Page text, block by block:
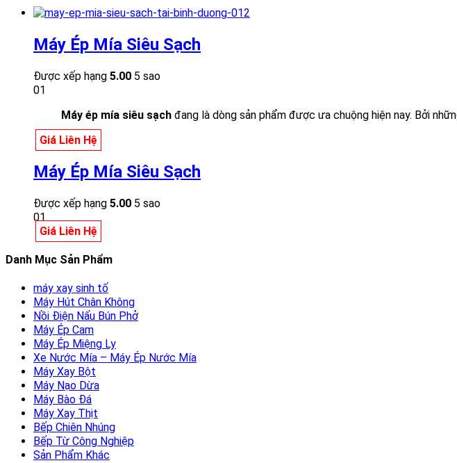
Máy Ép Mía Siêu Sạch
Được xếp hạng 5.00 5 sao
01
Máy ép mía siêu sạch đang là dòng sản phẩm được ưa chuộng hiện nay. Bởi
Giá Liên Hệ
Máy Ép Mía Siêu Sạch
Được xếp hạng 5.00 5 sao
01
Giá Liên Hệ
Danh Mục Sản Phẩm
máy xay sinh tố
Máy Hút Chân Không
Nồi Điện Nấu Bún Phở
Máy Ép Cam
Máy Ép Miệng Ly
Xe Nước Mía – Máy Ép Nước Mía
Máy Xay Bột
Máy Nạo Dừa
Máy Bào Đá
Máy Xay Thịt
Bếp Chiên Nhúng
Bếp Từ Công Nghiệp
Sản Phẩm Khác